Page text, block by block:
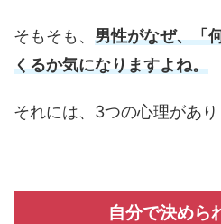
そもそも、 男性がなぜ、「
くるか気になりますよね。
それには、3つの心理があり
自分で決めら